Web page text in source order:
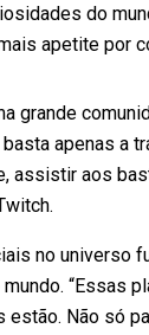
do
apetite por
grande
apenas a
assistir aos
no universo
“Essas
Não só